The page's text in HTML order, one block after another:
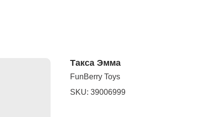
Такса Эмма
FunBerry Toys
SKU: 39006999